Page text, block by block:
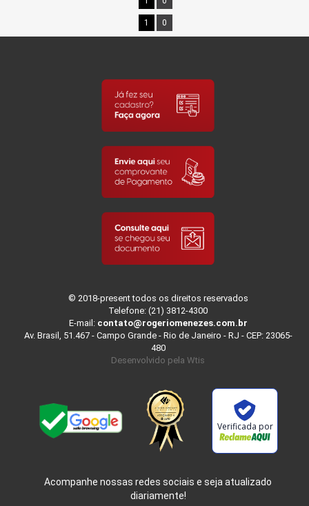
1 0
© 2018-present todos os direitos reservados
Telefone: (21) 3812-4300
E-mail: contato@rogeriomenezes.com.br
Av. Brasil, 51.467 - Campo Grande - Rio de Janeiro - RJ - CEP: 23065-
480
Desenvolvido pela Wtis
Verificada por
Acompanhe nossas redes sociais e seja atualizado
diariamente!